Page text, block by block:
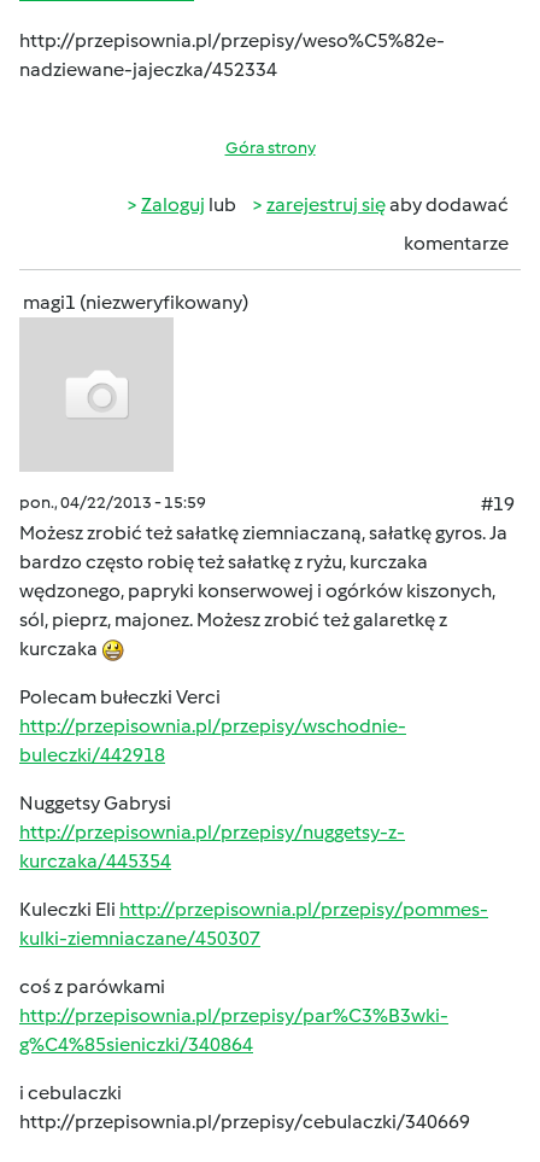
http://przepisownia.pl/przepisy/weso%C5%82e-
nadziewane-jajeczka/452334
Góra strony
Zaloguj lub zarejestruj sięaby dodawać
komentarze
magi1 (niezweryfikowany)
pon., 04/22/2013 - 15:59
#19
Możesz zrobić też sałatkę ziemniaczaną, sałatkę gyros. Ja
bardzo często robię też sałatkę z ryżu, kurczaka
wędzonego, papryki konserwowej i ogórków kiszonych,
sól, pieprz, majonez. Możesz zrobić też galaretkę z
kurczaka
Polecam bułeczki Verci
http://przepisownia.pl/przepisy/wschodnie-
buleczki/442918
Nuggetsy Gabrysi
http://przepisownia.pl/przepisy/nuggetsy-z-
kurczaka/445354
Kuleczki Eli http://przepisownia.pl/przepisy/pommes-
kulki-ziemniaczane/450307
coś z parówkami
http://przepisownia.pl/przepisy/par%C3%B3wki-
g%C4%85sieniczki/340864
i cebulaczki
http://przepisownia.pl/przepisy/cebulaczki/340669